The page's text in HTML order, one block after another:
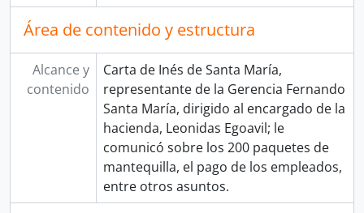
Área de contenido y estructura
Alcance y
contenido
Carta de Inés de Santa María,
representante de la Gerencia Fernando
Santa María, dirigido al encargado de la
hacienda, Leonidas Egoavil; le
comunicó sobre los 200 paquetes de
mantequilla, el pago de los empleados,
entre otros asuntos.